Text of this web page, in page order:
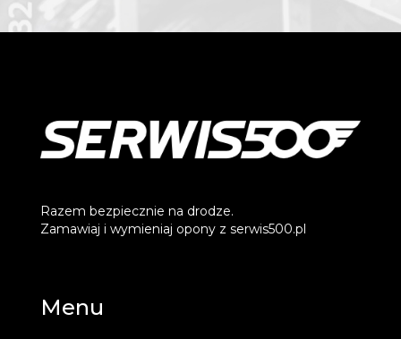
Razem bezpiecznie na drodze.
Zamawiaj i wymieniaj opony z serwis500.pl
Menu